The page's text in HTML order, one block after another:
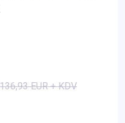
136,93 EUR + KDV